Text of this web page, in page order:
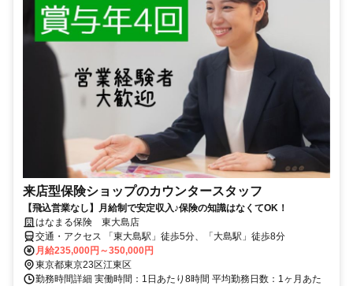
来店型保険ショップのカウンタースタッフ
【飛込営業なし】月給制で安定収入♪保険の知識はなくてOK！
はなまる保険 東大島店
交通・アクセス 「東大島駅」徒歩5分、「大島駅」徒歩8分
月給235,000円～350,000円
東京都東京23区江東区
勤務時間詳細 実働時間：1日あたり8時間 平均勤務日数：1ヶ月あた